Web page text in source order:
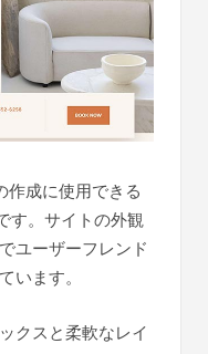
作成に使用できる
す。サイトの外観
ユーザーフレンド
います。
クスと柔軟なレイ